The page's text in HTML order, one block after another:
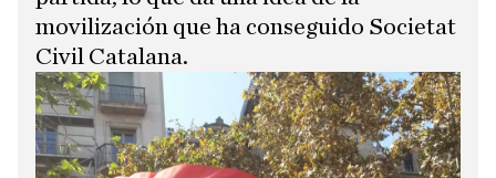
movilización que ha conseguido Societat
Civil Catalana.